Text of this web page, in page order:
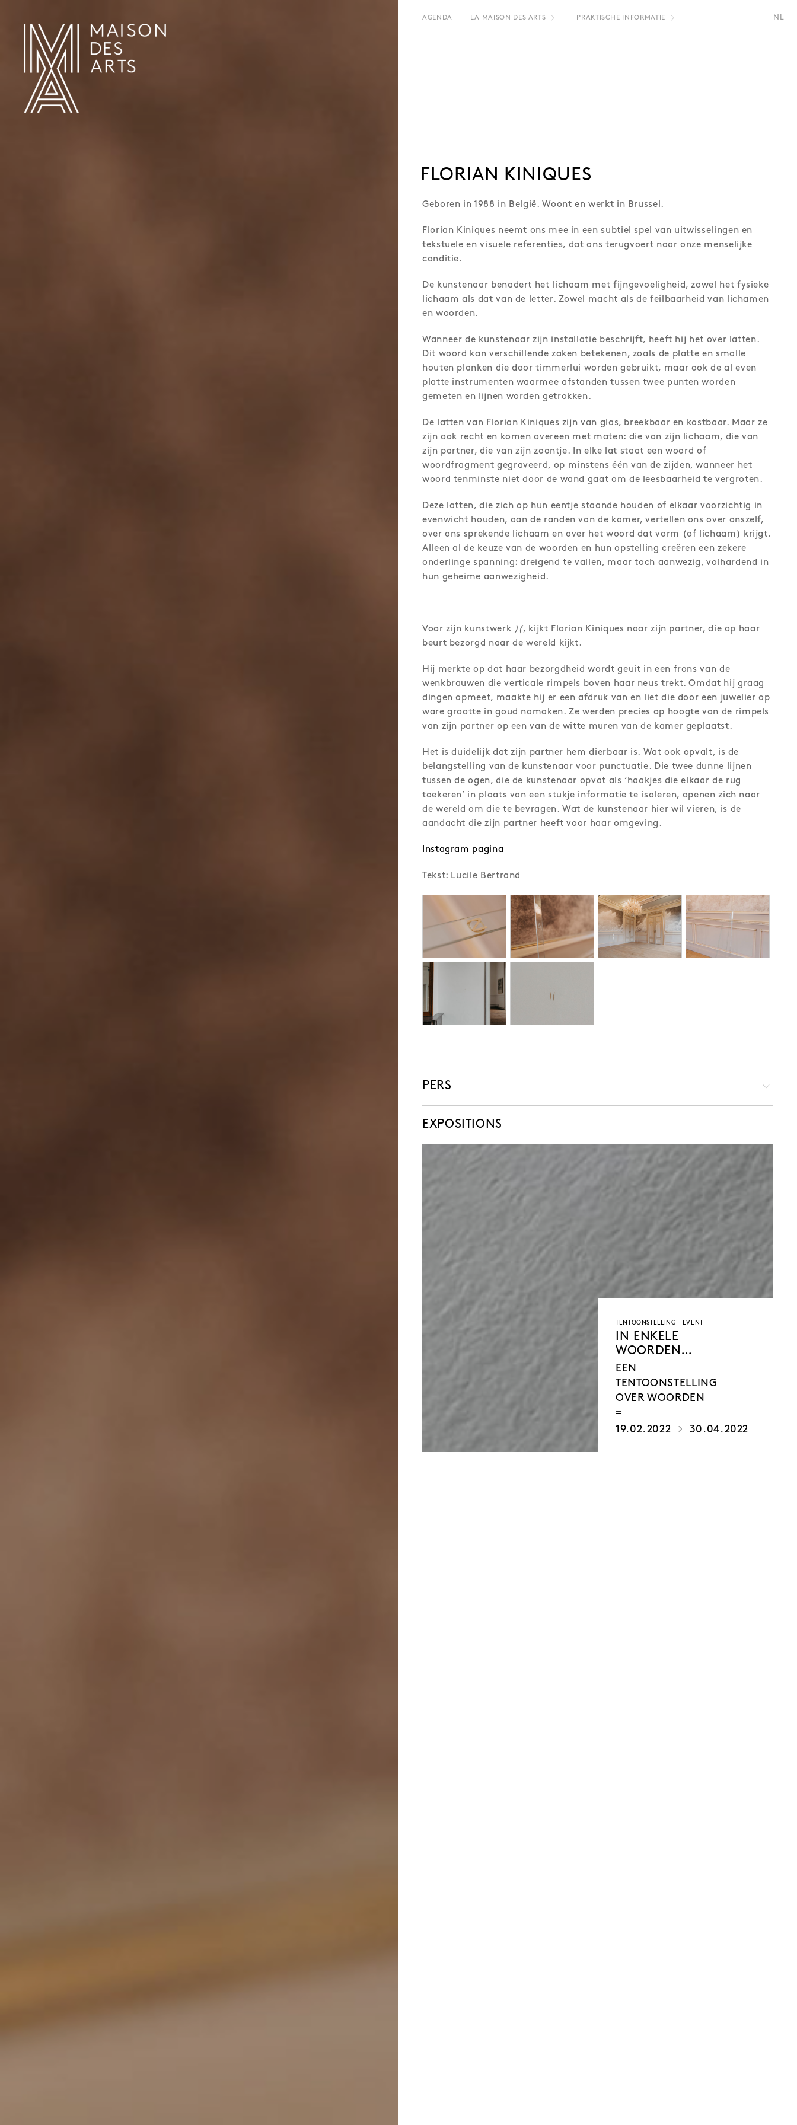
AGENDA LA MAISON DES ARTS PRAKTISCHE INFORMATIE NL
FLORIAN KINIQUES
Geboren in 1988 in België. Woont en werkt in Brussel.
Florian Kiniques neemt ons mee in een subtiel spel van uitwisselingen en
tekstuele en visuele referenties, dat ons terugvoert naar onze menselijke
conditie.
De kunstenaar benadert het lichaam met fijngevoeligheid, zowel het fysieke
lichaam als dat van de letter. Zowel macht als de feilbaarheid van lichamen
en woorden.
Wanneer de kunstenaar zijn installatie beschrijft, heeft hij het over latten.
Dit woord kan verschillende zaken betekenen, zoals de platte en smalle
houten planken die door timmerlui worden gebruikt, maar ook de al even
platte instrumenten waarmee afstanden tussen twee punten worden
gemeten en lijnen worden getrokken.
De latten van Florian Kiniques zijn van glas, breekbaar en kostbaar. Maar ze
zijn ook recht en komen overeen met maten: die van zijn lichaam, die van
zijn partner, die van zijn zoontje. In elke lat staat een woord of
woordfragment gegraveerd, op minstens één van de zijden, wanneer het
woord tenminste niet door de wand gaat om de leesbaarheid te vergroten.
Deze latten, die zich op hun eentje staande houden of elkaar voorzichtig in
evenwicht houden, aan de randen van de kamer, vertellen ons over onszelf,
over ons sprekende lichaam en over het woord dat vorm (of lichaam) krijgt.
Alleen al de keuze van de woorden en hun opstelling creëren een zekere
onderlinge spanning: dreigend te vallen, maar toch aanwezig, volhardend in
hun geheime aanwezigheid.
Voor zijn kunstwerk )(, kijkt Florian Kiniques naar zijn partner, die op haar
beurt bezorgd naar de wereld kijkt.
Hij merkte op dat haar bezorgdheid wordt geuit in een frons van de
wenkbrauwen die verticale rimpels boven haar neus trekt. Omdat hij graag
dingen opmeet, maakte hij er een afdruk van en liet die door een juwelier op
ware grootte in goud namaken. Ze werden precies op hoogte van de rimpels
van zijn partner op een van de witte muren van de kamer geplaatst.
Het is duidelijk dat zijn partner hem dierbaar is. Wat ook opvalt, is de
belangstelling van de kunstenaar voor punctuatie. Die twee dunne lijnen
tussen de ogen, die de kunstenaar opvat als ‘haakjes die elkaar de rug
toekeren’ in plaats van een stukje informatie te isoleren, openen zich naar
de wereld om die te bevragen. Wat de kunstenaar hier wil vieren, is de
aandacht die zijn partner heeft voor haar omgeving.
Instagram pagina
Tekst: Lucile Bertrand
PERS
EXPOSITIONS
TENTOONSTELLING EVENT
IN ENKELE
WOORDEN…
EEN
TENTOONSTELLING
OVER WOORDEN
19.02.2022 30.04.2022